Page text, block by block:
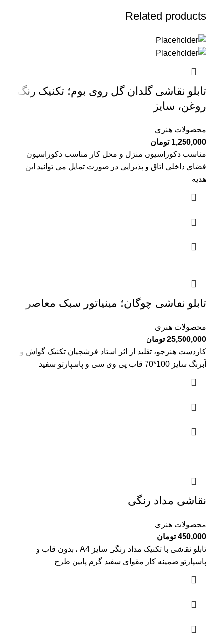
Related products
تابلو نقاشی گلدان گل روی بوم؛ تکنیک رنگ
روغن، سایز
محصولات هنری
1,250,000 تومان
مناسب دکوراسیون منزل و محل کار مناسب دکوراسیون
فضای داخلی اتاق و پذیرایی در صورت تمایل می توانید این
هدیه
تابلو نقاشی چوگان؛ مینیاتور سبک معاصر
محصولات هنری
25,500,000 تومان
کاردست هنرجو، تقلید از اثر استاد فرشچیان تکنیک گواش و
آبرنگ سایز 100*70 قاب پی وی سی و پاسپارتو سفید
نقاشی مداد رنگی
محصولات هنری
450,000 تومان
تابلو نقاشی با تکنیک مداد رنگی سایز A4 ، بدون قاب و
پاسپارتو ضمینه کار مقوای سفید گرم پایین طرح